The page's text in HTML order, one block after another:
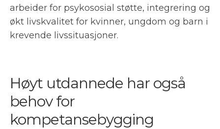
arbeider for psykososial støtte, integrering og
økt livskvalitet for kvinner, ungdom og barn i
krevende livssituasjoner.
Høyt utdannede har også
behov for
kompetansebygging